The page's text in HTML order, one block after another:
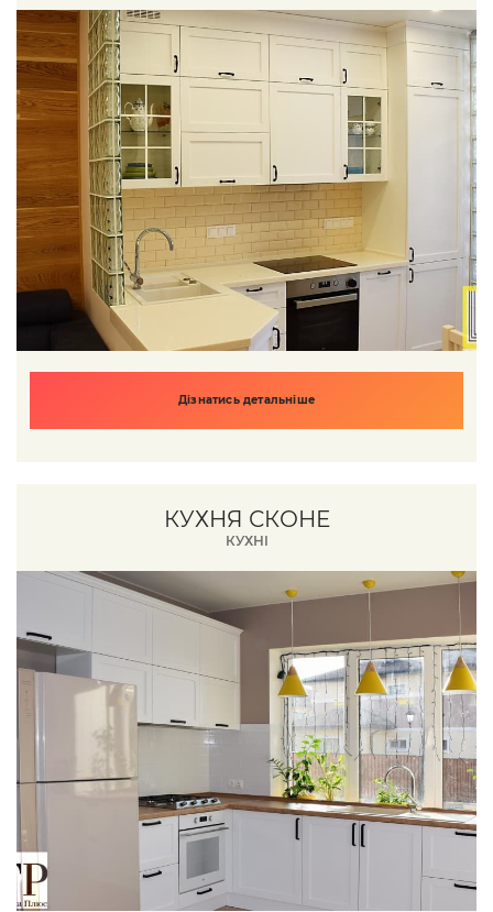
Дізнатись детальніше
КУХНЯ СКОНЕ
КУХНІ